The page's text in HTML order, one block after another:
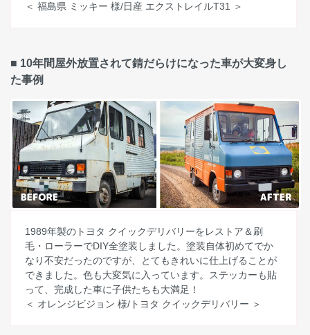
＜ 福島県 ミッキー 様/日産 エクストレイルT31 ＞
■ 10年間屋外放置されて錆だらけになった車が大変身し
た事例
1989年製のトヨタ クイックデリバリーをレストア＆刷
毛・ローラーでDIY全塗装しました。塗装自体初めてでか
なり不安だったのですが、とてもきれいに仕上げることが
できました。色も大変気に入っています。ステッカーも貼
って、完成した車に子供たちも大満足！
＜ オレンジビジョン 様/トヨタ クイックデリバリー ＞